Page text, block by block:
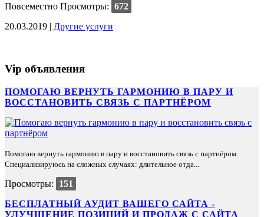
Повсеместно Просмотры: 672
20.03.2019 | Другие услуги
Vip объявления
ПОМОГАЮ ВЕРНУТЬ ГАРМОНИЮ В ПАРУ И
ВОССТАНОВИТЬ СВЯЗЬ С ПАРТНЁРОМ
Помогаю вернуть гармонию в пару и восстановить связь с партнёром.
Специализируюсь на сложных случаях: длительное отда...
Просмотры:
151
БЕСПЛАТНЫЙ АУДИТ ВАШЕГО САЙТА -
УЛУЧШЕНИЕ ПОЗИЦИЙ И ПРОДАЖ С САЙТА